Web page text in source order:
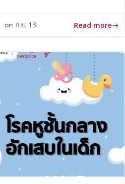
on ก.ย. 13 Read more